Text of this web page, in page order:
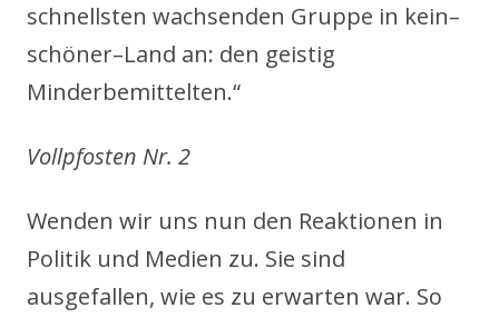
schnellsten wachsenden Gruppe in kein–
schöner–Land an: den geistig
Minderbemittelten.“
Vollpfosten Nr. 2
Wenden wir uns nun den Reaktionen in
Politik und Medien zu. Sie sind
ausgefallen, wie es zu erwarten war. So